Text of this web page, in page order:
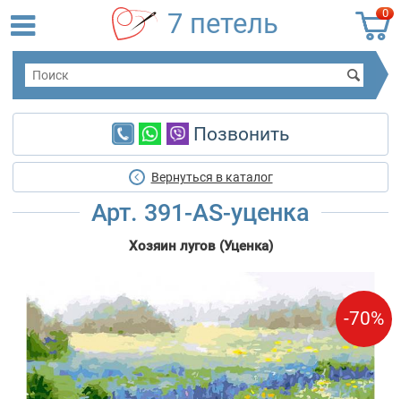
0
7 петель
Позвонить
Вернуться в каталог
Арт. 391-AS-уценка
Хозяин лугов (Уценка)
-70%